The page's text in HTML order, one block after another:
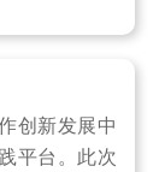
创新发展中
平台。此次